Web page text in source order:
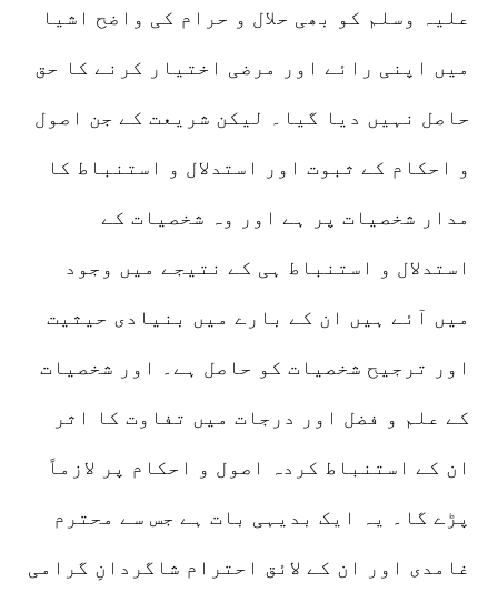
علیہ وسلم کو بھی حلال و حرام کی واضح اشیا
میں اپنی رائے اور مرضی اختیار کرنے کا حق
حاصل نہیں دیا گیا۔ لیکن شریعت کے جن اصول
و احکام کے ثبوت اور استدلال و استنباط کا
مدار شخصیات پر ہے اور وہ شخصیات کے
استدلال و استنباط ہی کے نتیجے میں وجود
میں آئے ہیں ان کے بارے میں بنیادی حیثیت
اور ترجیح شخصیات کو حاصل ہے۔ اور شخصیات
کے علم و فضل اور درجات میں تفاوت کا اثر
ان کے استنباط کردہ اصول و احکام پر لازماً
پڑے گا۔ یہ ایک بدیہی بات ہے جس سے محترم
غامدی اور ان کے لائق احترام شاگردانِ گرامی